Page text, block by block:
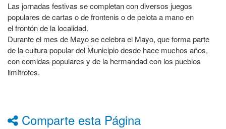
Las jornadas festivas se completan con diversos juegos
populares de cartas o de frontenis o de pelota a mano en
el frontón de la localidad.
Durante el mes de Mayo se celebra el Mayo, que forma parte
de la cultura popular del Municipio desde hace muchos años,
con comidas populares y de la hermandad con los pueblos
limítrofes.
Comparte esta Página